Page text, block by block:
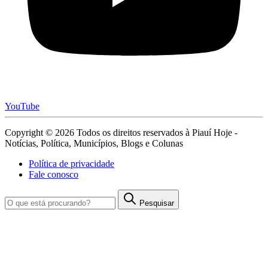
YouTube
Copyright © 2026 Todos os direitos reservados à Piauí Hoje -
Notícias, Política, Municípios, Blogs e Colunas
Política de privacidade
Fale conosco
Pesquisar